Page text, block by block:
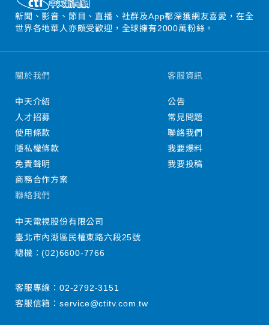
新聞、影音、節目、直播、社群及App都深獲網友喜愛，在全
世界各地華人亦頗受歡迎，全球擁有2000萬粉絲。
關於我們
中天介紹
人才招募
使用條款
隱私權條款
免責聲明
商務合作方案
客服資訊
公告
常見問題
聯絡我們
我要爆料
我要投稿
聯絡我們
中天電視股份有限公司
臺北市內湖區民權東路六段25號
總機：(02)6600-7766
客服專線： 02-2792-3151
客服信箱： service@ctitv.com.tw